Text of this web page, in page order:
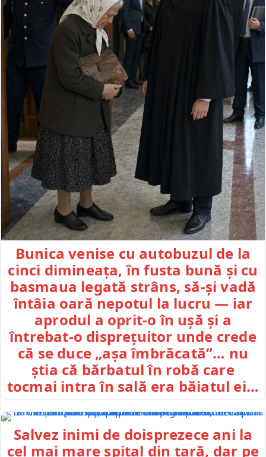
Bunica venise cu autobuzul de la
cinci dimineața, în fusta bună și cu
basmaua legată strâns, să-și vadă
întâia oară nepotul la lucru — iar
aprodul a oprit-o în ușă și a
întrebat-o disprețuitor unde crede
că se duce „așa îmbrăcată”… nu
știa că bărbatul în robă care
tocmai intra în sală era băiatul ei…
Salvez inimi de doisprezece ani la
cel mai mare spital din țară, dar pe